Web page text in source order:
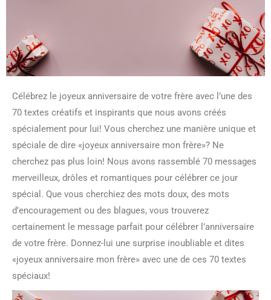
Célébrez le joyeux anniversaire de votre frère avec l’une des
70 textes créatifs et inspirants que nous avons créés
spécialement pour lui! Vous cherchez une manière unique et
spéciale de dire «joyeux anniversaire mon frère»? Ne
cherchez pas plus loin! Nous avons rassemblé 70 messages
merveilleux, drôles et romantiques pour célébrer ce jour
spécial. Que vous cherchiez des mots doux, des mots
d’encouragement ou des blagues, vous trouverez
certainement le message parfait pour célébrer l’anniversaire
de votre frère. Donnez-lui une surprise inoubliable et dites
«joyeux anniversaire mon frère» avec une de ces 70 textes
spéciaux!